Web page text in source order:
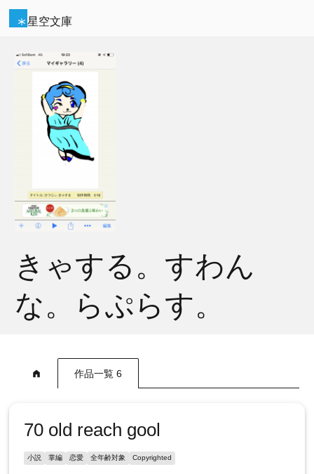
星空文庫
きゃする。すわん
な。らぷらす。
作品一覧 6
70 old reach gool
小説 掌編 恋愛 全年齢対象 Copyrighted